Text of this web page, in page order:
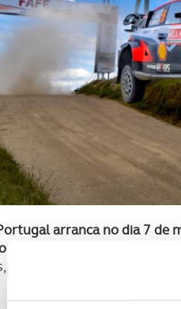
arranca no dia 7 de
disponibiliza o guia
como chegar, horários,